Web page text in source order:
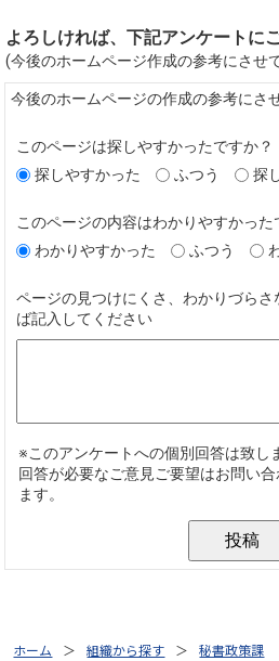
ホーム 組織から探す
秘書政策課